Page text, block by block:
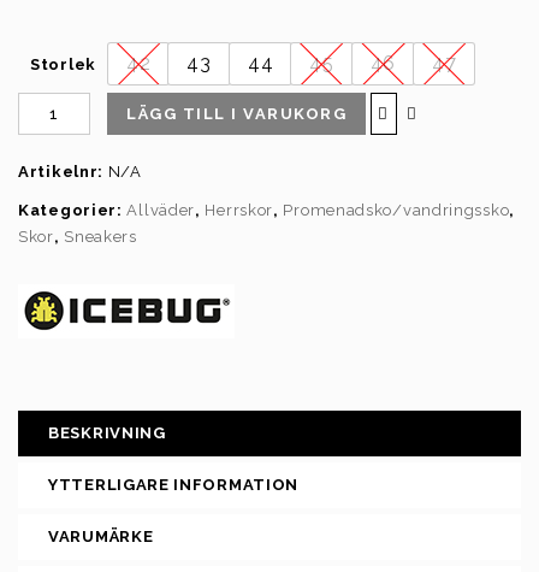
Storlek 42 43 44 45 46 47
LÄGG TILL I VARUKORG
Artikelnr: N/A
Kategorier:Allväder, Herrskor, Promenadsko/vandringssko,
Skor, Sneakers
BESKRIVNING
YTTERLIGARE INFORMATION
VARUMÄRKE